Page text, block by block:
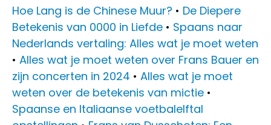
Hoe Lang is de Chinese Muur? • De Diepere
Betekenis van 0000 in Liefde • Spaans naar
Nederlands vertaling: Alles wat je moet weten
• Alles wat je moet weten over Frans Bauer en
zijn concerten in 2024 • Alles wat je moet
weten over de betekenis van mictie •
Spaanse en Italiaanse voetbalelftal